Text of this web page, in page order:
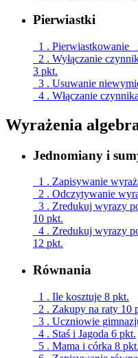
Pierwiastki
1 . Pierwiastkowanie
2 . Wyłączanie
3 pkt.
3 . Usuwanie
4 . Włączanie
Wyrażenia
Jednomiany i
1 . Zapisywanie
2 . Odczytywanie
3 . Zredukuj wyrazy
10 pkt.
4 . Zredukuj wyrazy
12 pkt.
Równania
1 . Ile kosztuje 8 pkt.
2 . Zakupy na raty 10
3 . Uczniowie
4 . Staś i Jagoda 6 pkt.
5 . Mama i córka 8 pkt.